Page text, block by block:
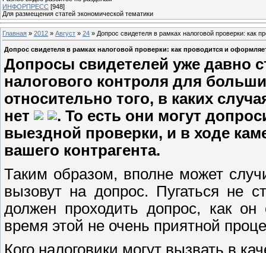
ИНФОРПРЕСС [948]
Для размещения статей экономической тематики
Главная » 2012 » Август » 24 » Допрос свидетеля в рамках налоговой проверки: как
Допрос свидетеля в рамках налоговой проверки: как проводится и
Допросы свидетелей уже давно
налогового контроля для
относительно того, в каких
нет
. То есть они могут
выездной проверки, и в ходе
вашего контрагента.
Таким образом, вполне может
вызовут на допрос. Пугаться не
должен проходить допрос, как
время этой не очень приятной
Кого налоговики могут вызвать в